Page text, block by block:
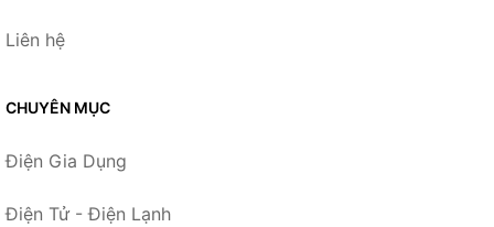
Liên hệ
CHUYÊN MỤC
Điện Gia Dụng
Điện Tử - Điện Lạnh